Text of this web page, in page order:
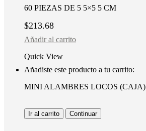
60 PIEZAS DE 5 5×5 5 CM
$213.68
Añadir al carrito
Quick View
Añadiste este producto a tu carrito:
MINI ALAMBRES LOCOS (CAJA)
Ir al carrito Continuar